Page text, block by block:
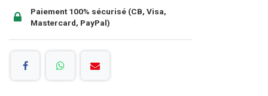
Paiement 100% sécurisé (CB, Visa,
Mastercard, PayPal)